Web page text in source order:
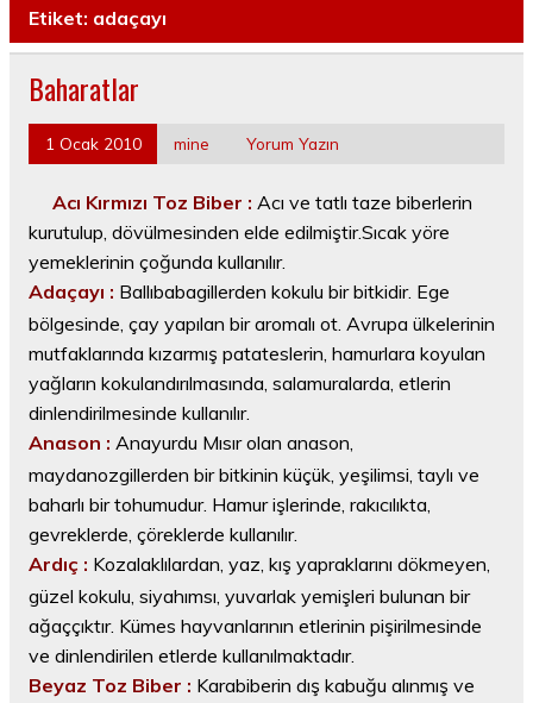
Etiket: adaçayı
Baharatlar
1 Ocak 2010 mine Yorum Yazın
Acı Kırmızı Toz Biber : Acı ve tatlı taze biberlerin
kurutulup, dövülmesinden elde edilmiştir.Sıcak yöre
yemeklerinin çoğunda kullanılır.
Adaçayı : Ballıbabagillerden kokulu bir bitkidir. Ege
bölgesinde, çay yapılan bir aromalı ot. Avrupa ülkelerinin
mutfaklarında kızarmış patateslerin, hamurlara koyulan
yağların kokulandırılmasında, salamuralarda, etlerin
dinlendirilmesinde kullanılır.
Anason : Anayurdu Mısır olan anason,
maydanozgillerden bir bitkinin küçük, yeşilimsi, taylı ve
baharlı bir tohumudur. Hamur işlerinde, rakıcılıkta,
gevreklerde, çöreklerde kullanılır.
Ardıç : Kozalaklılardan, yaz, kış yapraklarını dökmeyen,
güzel kokulu, siyahımsı, yuvarlak yemişleri bulunan bir
ağaççıktır. Kümes hayvanlarının etlerinin pişirilmesinde
ve dinlendirilen etlerde kullanılmaktadır.
Beyaz Toz Biber : Karabiberin dış kabuğu alınmış ve